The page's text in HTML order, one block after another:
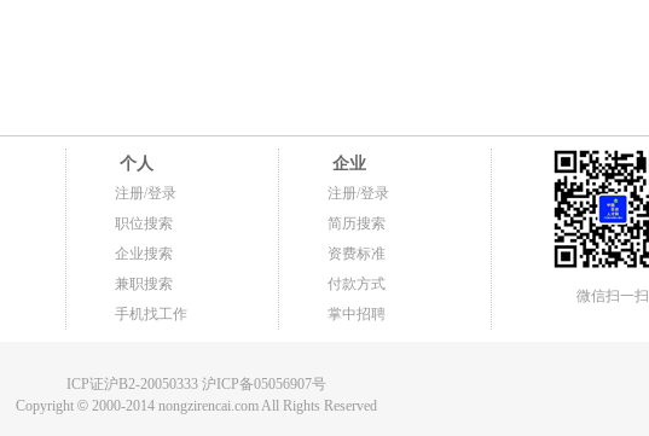
个人
注册/登录
职位搜索
企业搜索
兼职搜索
手机找工作
企业
注册/登录
简历搜索
资费标准
付款方式
掌中招聘
微信扫一扫
ICP证沪B2-20050333 沪ICP备05056907号
Copyright© 2000-2014 nongzirencai.com All Rights Reserved